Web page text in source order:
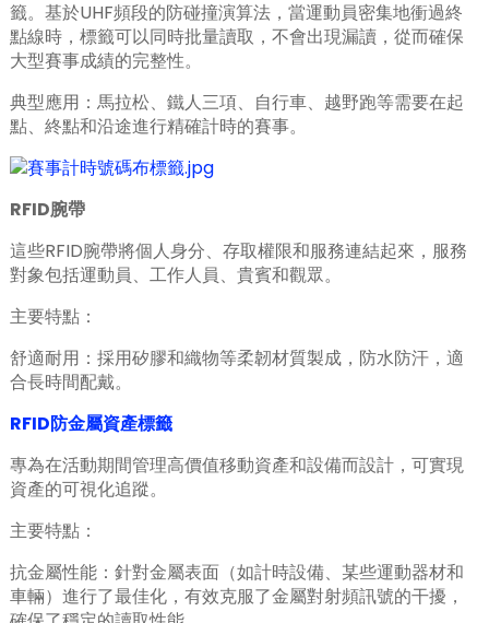
籤。基於UHF頻段的防碰撞演算法，當運動員密集地衝過終
點線時，標籤可以同時批量讀取，不會出現漏讀，從而確保
大型賽事成績的完整性。
典型應用：馬拉松、鐵人三項、自行車、越野跑等需要在起
點、終點和沿途進行精確計時的賽事。
RFID腕帶
這些RFID腕帶將個人身分、存取權限和服務連結起來，服務
對象包括運動員、工作人員、貴賓和觀眾。
主要特點：
舒適耐用：採用矽膠和織物等柔韌材質製成，防水防汗，適
合長時間配戴。
RFID防金屬資產標籤
專為在活動期間管理高價值移動資產和設備而設計，可實現
資產的可視化追蹤。
主要特點：
抗金屬性能：針對金屬表面（如計時設備、某些運動器材和
車輛）進行了最佳化，有效克服了金屬對射頻訊號的干擾，